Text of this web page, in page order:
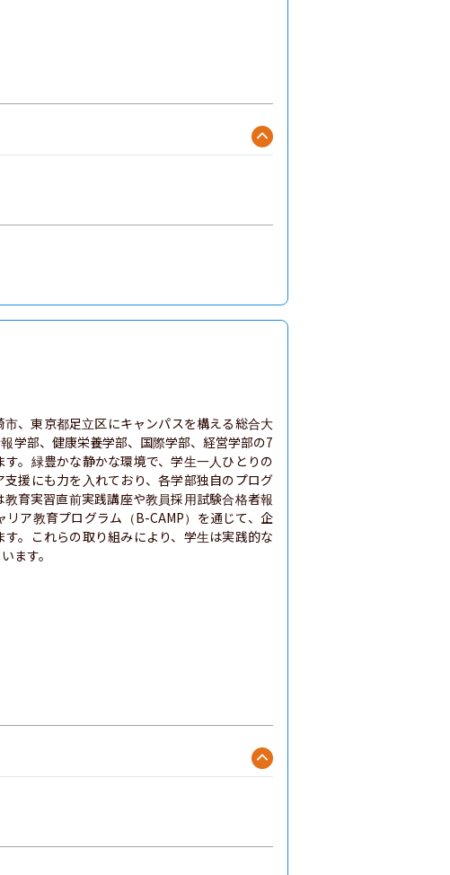
、東京都足立区にキャンパスを構える総合大
学部、健康栄養学部、国際学部、経営学部の7
。緑豊かな静かな環境で、学生一人ひとりの
援にも力を入れており、各学部独自のプログ
育実習直前実践講座や教員採用試験合格者報
ア教育プログラム（B-CAMP）を通じて、企
。これらの取り組みにより、学生は実践的な
ます。